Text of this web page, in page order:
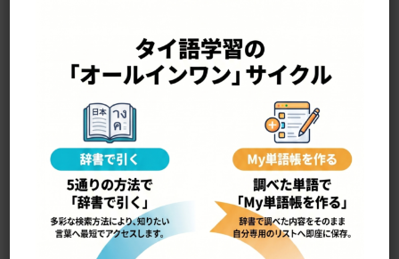
yɛ̂ɛ ləəi แย่เลย
全くひどい